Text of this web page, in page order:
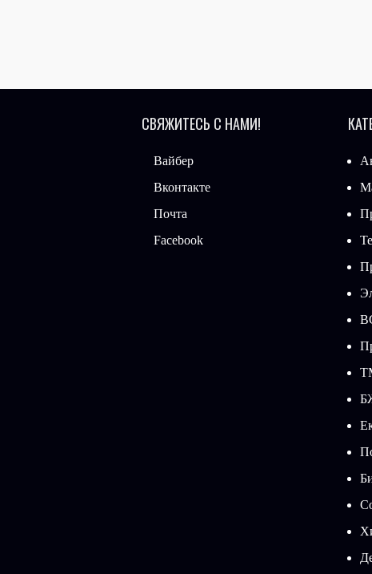
СВЯЖИТЕСЬ С НАМИ!
Вайбер
Вконтакте
Почта
Facebook